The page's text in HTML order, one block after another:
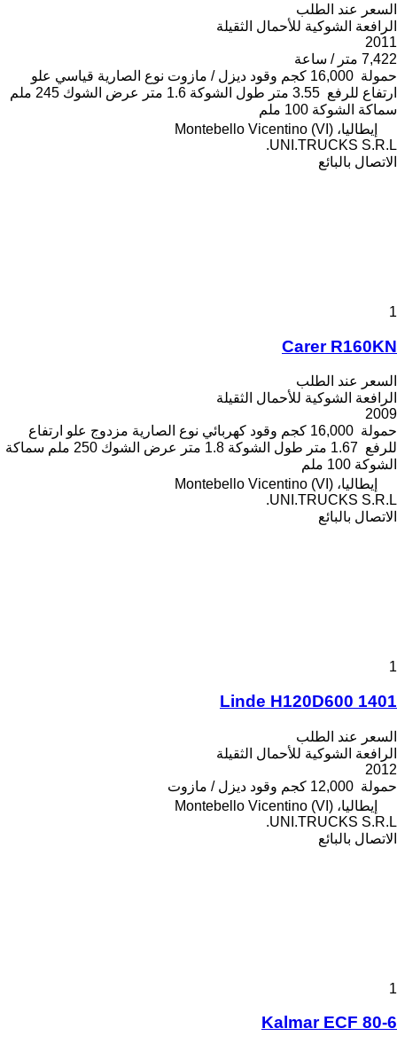
السعر عند الطلب
الرافعة الشوكية للأحمال الثقيلة
2011
7,422 متر / ساعة
حمولة 16,000 كجم وقود ديزل / مازوت نوع الصارية قياسي علو
ارتفاع للرفع 3.55 متر طول الشوكة 1.6 متر عرض الشوك 245 ملم
سماكة الشوكة 100 ملم
إيطاليا، Montebello Vicentino (VI)
UNI.TRUCKS S.R.L.
الاتصال بالبائع
1
Carer R160KN
السعر عند الطلب
الرافعة الشوكية للأحمال الثقيلة
2009
حمولة 16,000 كجم وقود كهربائي نوع الصارية مزدوج علو ارتفاع
للرفع 1.67 متر طول الشوكة 1.8 متر عرض الشوك 250 ملم
سماكة
الشوكة 100 ملم
إيطاليا، Montebello Vicentino (VI)
UNI.TRUCKS S.R.L.
الاتصال بالبائع
1
Linde H120D600 1401
السعر عند الطلب
الرافعة الشوكية للأحمال الثقيلة
2012
حمولة 12,000 كجم وقود ديزل / مازوت
إيطاليا، Montebello Vicentino (VI)
UNI.TRUCKS S.R.L.
الاتصال بالبائع
1
Kalmar ECF 80-6